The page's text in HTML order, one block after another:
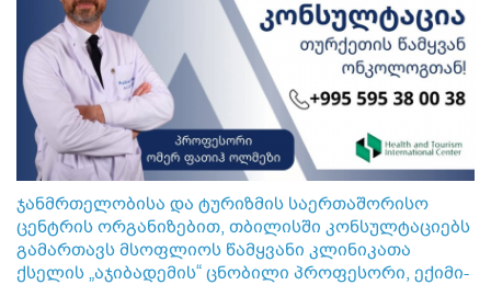
ჯანმრთელობისა და ტურიზმის საერთაშორისო
ცენტრის ორგანიზებით, თბილისში კონსულტაციებს
გამართავს მსოფლიოს წამყვანი კლინიკათა
ქსელის „აჯიბადემის“ ცნობილი პროფესორი, ექიმი-